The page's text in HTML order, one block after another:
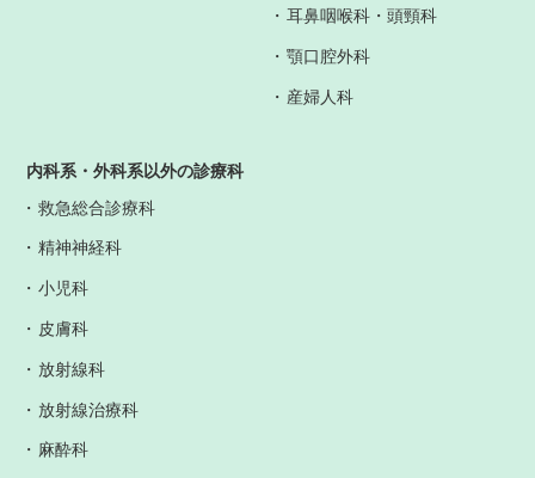
耳鼻咽喉科・頭頸科
顎口腔外科
産婦人科
内科系・外科系以外の診療科
救急総合診療科
精神神経科
小児科
皮膚科
放射線科
放射線治療科
麻酔科